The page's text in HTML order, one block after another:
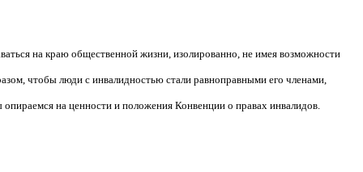
на краю общественной жизни, изолированно, не имея возможности
чтобы люди с инвалидностью стали равноправными его членами,
на ценности и положения Конвенции о правах инвалидов.